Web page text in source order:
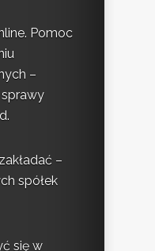
Pomoc
–
–
spółek
się w